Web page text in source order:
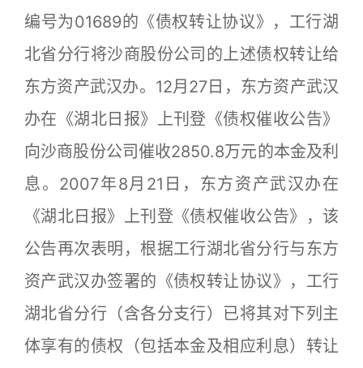
编号为01689的《债权转让协议》，工行湖
北省分行将沙商股份公司的上述债权转让给
东方资产武汉办。12月27日，东方资产武汉
办在《湖北日报》上刊登《债权催收公告》
向沙商股份公司催收2850.8万元的本金及利
息。2007年8月21日，东方资产武汉办在
《湖北日报》上刊登《债权催收公告》，该
公告再次表明，根据工行湖北省分行与东方
资产武汉办签署的《债权转让协议》，工行
湖北省分行（含各分支行）已将其对下列主
体享有的债权（包括本金及相应利息）转让